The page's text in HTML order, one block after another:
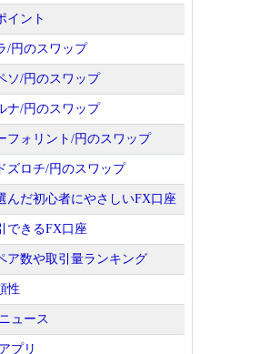
イント
/円のスワップ
ソ/円のスワップ
ナ/円のスワップ
フォリント/円のスワップ
ズロチ/円のスワップ
んだ初心者にやさしいFX口座
できるFX口座
ア数や取引量ランキング
性
ュース
プリ